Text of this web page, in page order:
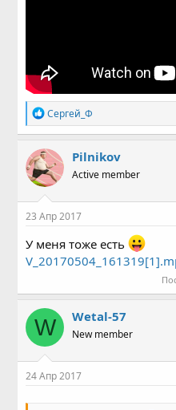
Р
е
а
к
ц
и
и
:
Сергей_Ф
Pilnikov
Active member
23 Апр 2017
У меня тоже есть
W Wetal-57
New member
24 Апр 2017